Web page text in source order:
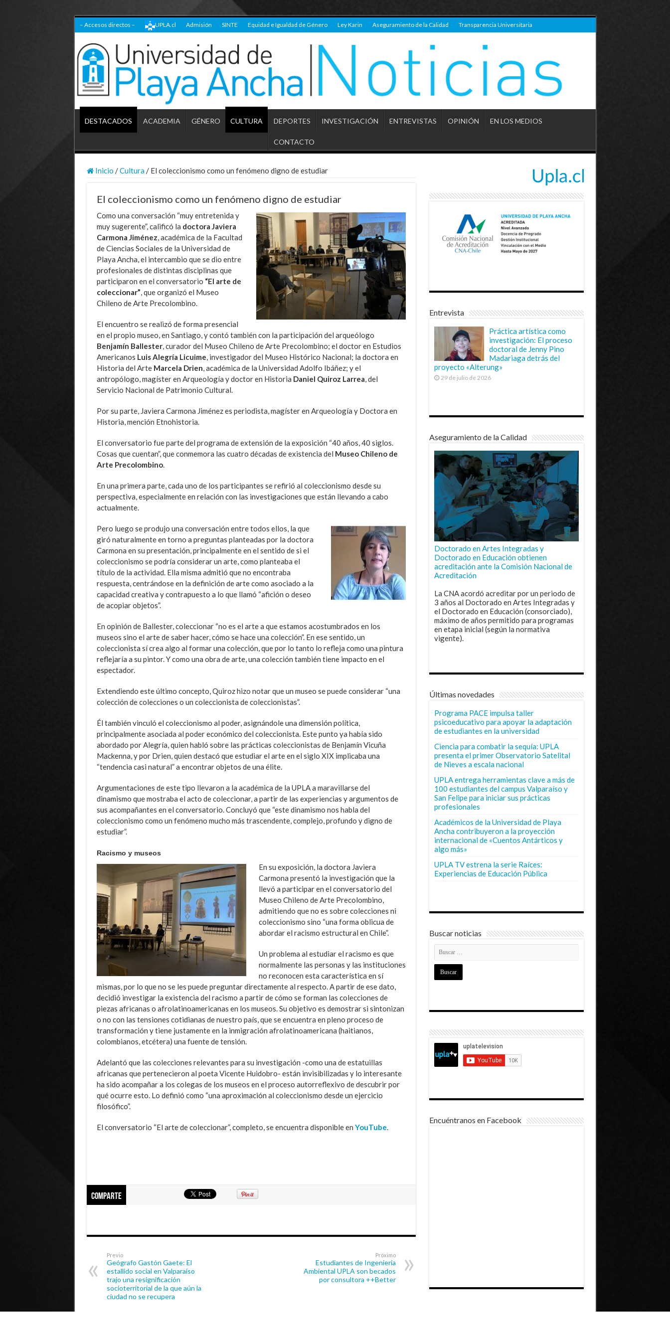
– Accesos directos – UPLA.cl Admisión SINTE Equidad e Igualdad de Género Ley Karin Aseguramiento de la Calidad Transparencia Universitaria
DESTACADOS ACADEMIA GÉNERO CULTURA DEPORTES INVESTIGACIÓN ENTREVISTAS OPINIÓN EN LOS MEDIOS
CONTACTO
Inicio /Cultura / El coleccionismo como un fenómeno digno de estudiar
El coleccionismo como un fenómeno digno de estudiar
Como una conversación “muy entretenida y
muy sugerente”, calificó la doctora Javiera
Carmona Jiménez , académica de la Facultad
de Ciencias Sociales de la Universidad de
Playa Ancha, el intercambio que se dio entre
profesionales de distintas disciplinas que
participaron en el conversatorio “El arte de
coleccionar” , que organizó el Museo
Chileno de Arte Precolombino.
El encuentro se realizó de forma presencial
en el propio museo, en Santiago, y contó también con la participación del arqueólogo
Benjamín Ballester, curador del Museo Chileno de Arte Precolombino; el doctor en Estudios
Americanos Luis Alegría Licuime , investigador del Museo Histórico Nacional; la doctora en
Historia del Arte Marcela Drien , académica de la Universidad Adolfo Ibáñez; y el
antropólogo, magíster en Arqueología y doctor en Historia Daniel Quiroz Larrea , del
Servicio Nacional de Patrimonio Cultural.
Por su parte, Javiera Carmona Jiménez es periodista, magíster en Arqueología y Doctora en
Historia, mención Etnohistoria.
El conversatorio fue parte del programa de extensión de la exposición “40 años, 40 siglos.
Cosas que cuentan”, que conmemora las cuatro décadas de existencia del Museo Chileno de
Arte Precolombino.
En una primera parte, cada uno de los participantes se refirió al coleccionismo desde su
perspectiva, especialmente en relación con las investigaciones que están llevando a cabo
actualmente.
Pero luego se produjo una conversación entre todos ellos, la que
giró naturalmente en torno a preguntas planteadas por la doctora
Carmona en su presentación, principalmente en el sentido de si el
coleccionismo se podría considerar un arte, como planteaba el
título de la actividad. Ella misma admitió que no encontraba
respuesta, centrándose en la definición de arte como asociado a la
capacidad creativa y contrapuesto a lo que llamó “afición o deseo
de acopiar objetos”.
En opinión de Ballester, coleccionar “no es el arte a que estamos acostumbrados en los
museos sino el arte de saber hacer, cómo se hace una colección”. En ese sentido, un
coleccionista sí crea algo al formar una colección, que por lo tanto lo refleja como una pintura
reflejaría a su pintor. Y como una obra de arte, una colección también tiene impacto en el
espectador.
Extendiendo este último concepto, Quiroz hizo notar que un museo se puede considerar “una
colección de colecciones o un coleccionista de coleccionistas”.
Él también vinculó el coleccionismo al poder, asignándole una dimensión política,
principalmente asociada al poder económico del coleccionista. Este punto ya había sido
abordado por Alegría, quien habló sobre las prácticas coleccionistas de Benjamín Vicuña
Mackenna, y por Drien, quien destacó que estudiar el arte en el siglo XIX implicaba una
“tendencia casi natural” a encontrar objetos de una élite.
Argumentaciones de este tipo llevaron a la académica de la UPLA a maravillarse del
dinamismo que mostraba el acto de coleccionar, a partir de las experiencias y argumentos de
sus acompañantes en el conversatorio. Concluyó que “este dinamismo nos habla del
coleccionismo como un fenómeno mucho más trascendente, complejo, profundo y digno de
estudiar”.
Racismo y museos
En su exposición, la doctora Javiera
Carmona presentó la investigación que la
llevó a participar en el conversatorio del
Museo Chileno de Arte Precolombino,
admitiendo que no es sobre colecciones ni
coleccionismo sino “una forma oblicua de
abordar el racismo estructural en Chile”.
Un problema al estudiar el racismo es que
normalmente las personas y las instituciones
no reconocen esta característica en sí
mismas, por lo que no se les puede preguntar directamente al respecto. A partir de ese dato,
decidió investigar la existencia del racismo a partir de cómo se forman las colecciones de
piezas africanas o afrolatinoamericanas en los museos. Su objetivo es demostrar si sintonizan
o no con las tensiones cotidianas de nuestro país, que se encuentra en pleno proceso de
transformación y tiene justamente en la inmigración afrolatinoamericana (haitianos,
colombianos, etcétera) una fuente de tensión.
Adelantó que las colecciones relevantes para su investigación -como una de estatuillas
africanas que pertenecieron al poeta Vicente Huidobro- están invisibilizadas y lo interesante
ha sido acompañar a los colegas de los museos en el proceso autorreflexivo de descubrir por
qué ocurre esto. Lo definió como “una aproximación al coleccionismo desde un ejercicio
filosófico”.
El conversatorio “El arte de coleccionar”, completo, se encuentra disponible en YouTube
Comparte
Previo
Geógrafo Gastón Gaete: El
estallido social en Valparaíso
trajo una resignificación
socioterritorial de la que aún la
ciudad no se recupera
Próximo
Estudiantes de Ingeniería
Ambiental UPLA son becados
por consultora ++Better
Entrevista
Práctica artística como
investigación: El proceso
doctoral de Jenny Pino
Madariaga detrás del
proyecto «Alterung»
29 de julio de 2026
Aseguramiento de la Calidad
Doctorado en Artes Integradas y
Doctorado en Educación obtienen
acreditación ante la Comisión Nacional de
Acreditación
La CNA acordó acreditar por un periodo de
3 años al Doctorado en Artes Integradas y
el Doctorado en Educación (consorciado),
máximo de años permitido para programas
en etapa inicial (según la normativa
vigente).
Últimas novedades
Programa PACE impulsa taller
psicoeducativo para apoyar la adaptación
de estudiantes en la universidad
Ciencia para combatir la sequía: UPLA
presenta el primer Observatorio Satelital
de Nieves a escala nacional
UPLA entrega herramientas clave a más de
100 estudiantes del campus Valparaíso y
San Felipe para iniciar sus prácticas
profesionales
Académicos de la Universidad de Playa
Ancha contribuyeron a la proyección
internacional de «Cuentos Antárticos y
algo más»
UPLA TV estrena la serie Raíces:
Experiencias de Educación Pública
Buscar noticias
Encuéntranos en Facebook